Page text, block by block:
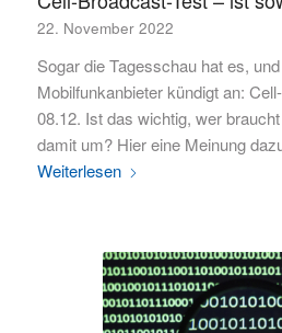
22. November 2022
Sogar die Tagesschau hat es,
Mobilfunkanbieter kündigt an:
08.12. Ist das wichtig, wer
damit um? Hier eine Meinung
Weiterlesen